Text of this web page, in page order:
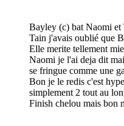
Bayley (c) bat Naomi
Tain j'avais oublié que
Elle merite tellement
Naomi je l'ai deja dit
se fringue comme une
Bon je le redis c'est
simplement 2 tout au
Finish chelou mais bon